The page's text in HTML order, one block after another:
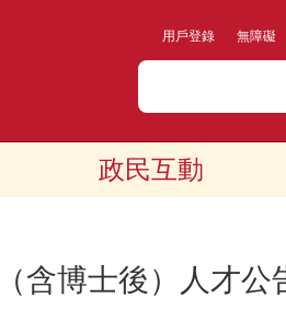
用戶登錄 無障礙
政民互動
含博士後）人才公